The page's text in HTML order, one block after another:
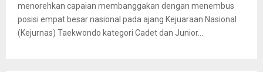
menorehkan capaian membanggakan dengan menembus
posisi empat besar nasional pada ajang Kejuaraan Nasional
(Kejurnas) Taekwondo kategori Cadet dan Junior...